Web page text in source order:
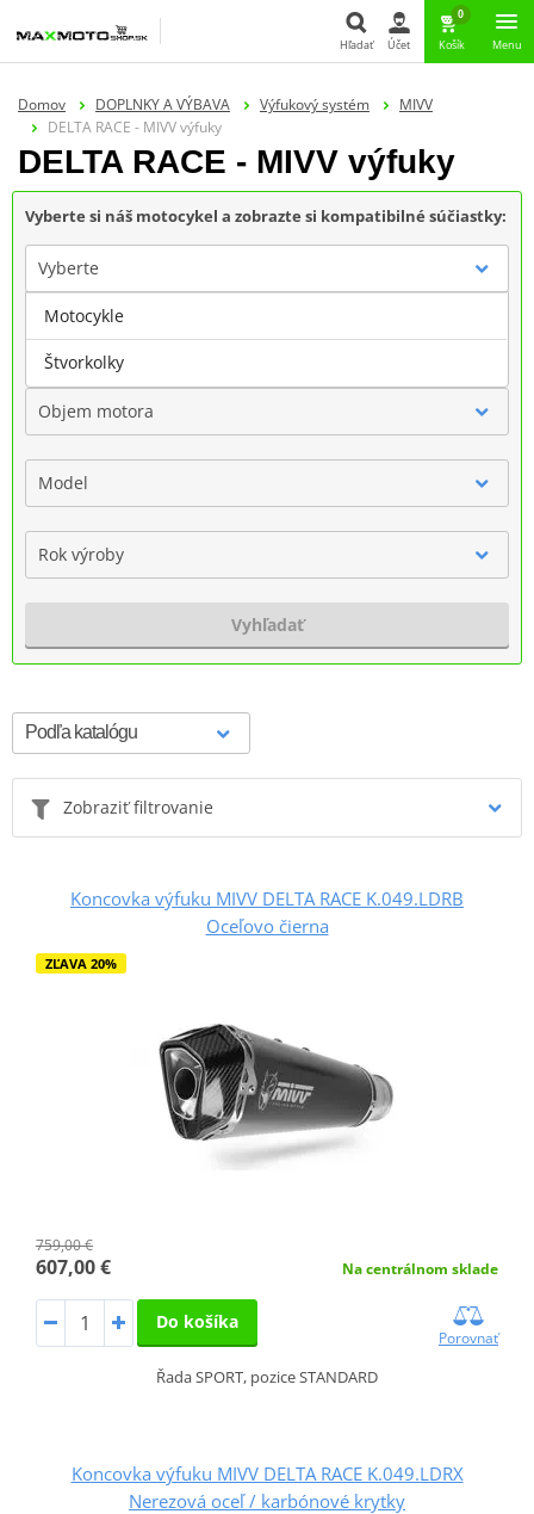
Hľadať Účet
0
Košík Menu
Domov DOPLNKY A VÝBAVA Výfukový systém
MIVV
DELTA RACE - MIVV výfuky
DELTA RACE - MIVV výfuky
Vyberte si náš motocykel a zobrazte si kompatibilné súčiastky:
Vyberte
Značka
Objem motora
Model
Rok výroby
Vyhľadať
Zobraziť filtrovanie
Koncovka výfuku MIVV DELTA RACE K.049.LDRB
Oceľovo čierna
ZĽAVA 20%
759,00 €
607,00 € Na centrálnom sklade
Do košíka
Porovnať
Řada SPORT, pozice STANDARD
Koncovka výfuku MIVV DELTA RACE K.049.LDRX
Nerezová oceľ / karbónové krytky
Motocykle
Štvorkolky